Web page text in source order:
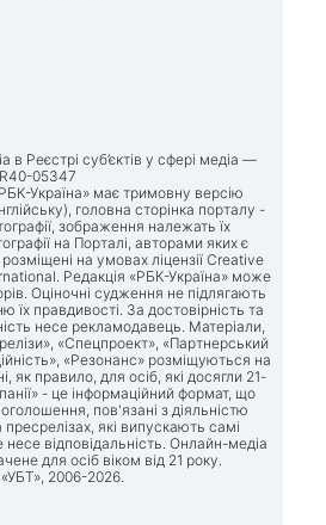
в Реєстрі суб’єктів у сфері медіа —
R40-05347
Україна» має тримовну версію
головна сторінка порталу -
зображення належать їх
на Порталі, авторами яких є
на умовах ліцензії Creative
Редакція «РБК-Україна» може
Оціночні судження не підлягають
правдивості. За достовірність та
несе рекламодавець. Матеріали,
«Спецпроект», «Партнерський
«Резонанс» розміщуються на
як правило, для осіб, які досягли 21-
- це інформаційний формат, що
пов'язані з діяльністю
які випускають самі
несе відповідальність. Онлайн-медіа
для осіб віком від 21 року.
2006-2026.